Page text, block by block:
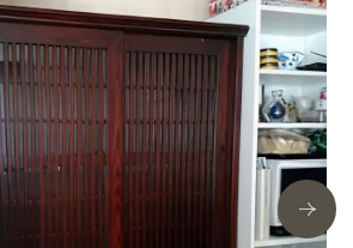
受付時間］ 9:00～18:00
[無料]
る